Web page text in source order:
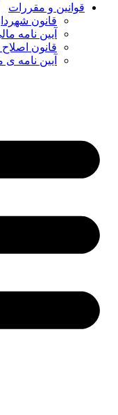
قوانین و مقررات
قانون
آیین نامه
قانون
آیین نامه